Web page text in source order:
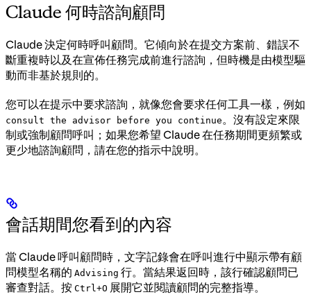
Claude 何時諮詢顧問
Claude 決定何時呼叫顧問。它傾向於在提交方案前、錯誤不
斷重複時以及在宣佈任務完成前進行諮詢，但時機是由模型驅
動而非基於規則的。
您可以在提示中要求諮詢，就像您會要求任何工具一樣，例如
consult the advisor before you continue 。沒有設定來限
制或強制顧問呼叫；如果您希望 Claude 在任務期間更頻繁或
更少地諮詢顧問，請在您的指示中說明。
會話期間您看到的內容
當 Claude 呼叫顧問時，文字記錄會在呼叫進行中顯示帶有顧
問模型名稱的 Advising 行。當結果返回時，該行確認顧問已
審查對話。按 Ctrl+O 展開它並閱讀顧問的完整指導。